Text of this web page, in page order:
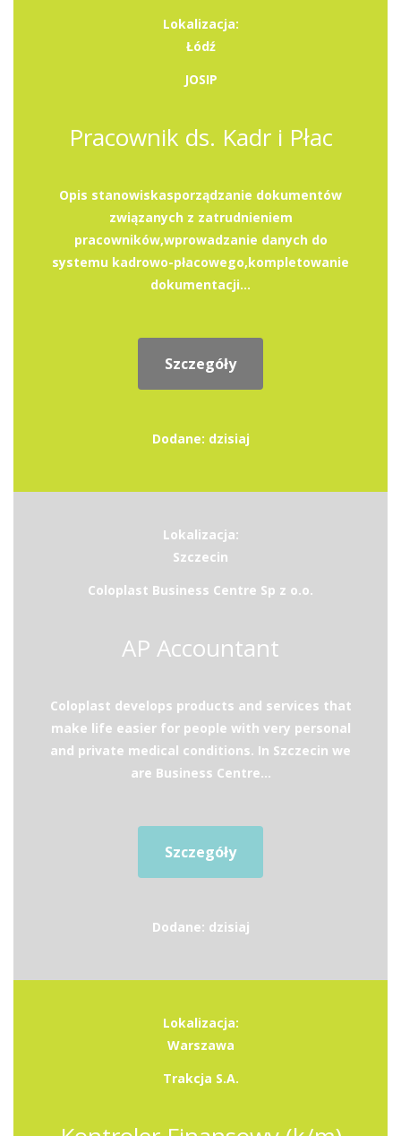
Lokalizacja:
Łódź
JOSIP
Pracownik ds. Kadr i Płac
Opis stanowiskasporządzanie dokumentów
związanych z zatrudnieniem
pracowników,wprowadzanie danych do
systemu kadrowo-płacowego,kompletowanie
dokumentacji...
Szczegóły
Dodane: dzisiaj
Lokalizacja:
Szczecin
Coloplast Business Centre Sp z o.o.
AP Accountant
Coloplast develops products and services that
make life easier for people with very personal
and private medical conditions. In Szczecin we
are Business Centre...
Szczegóły
Dodane: dzisiaj
Lokalizacja:
Warszawa
Trakcja S.A.